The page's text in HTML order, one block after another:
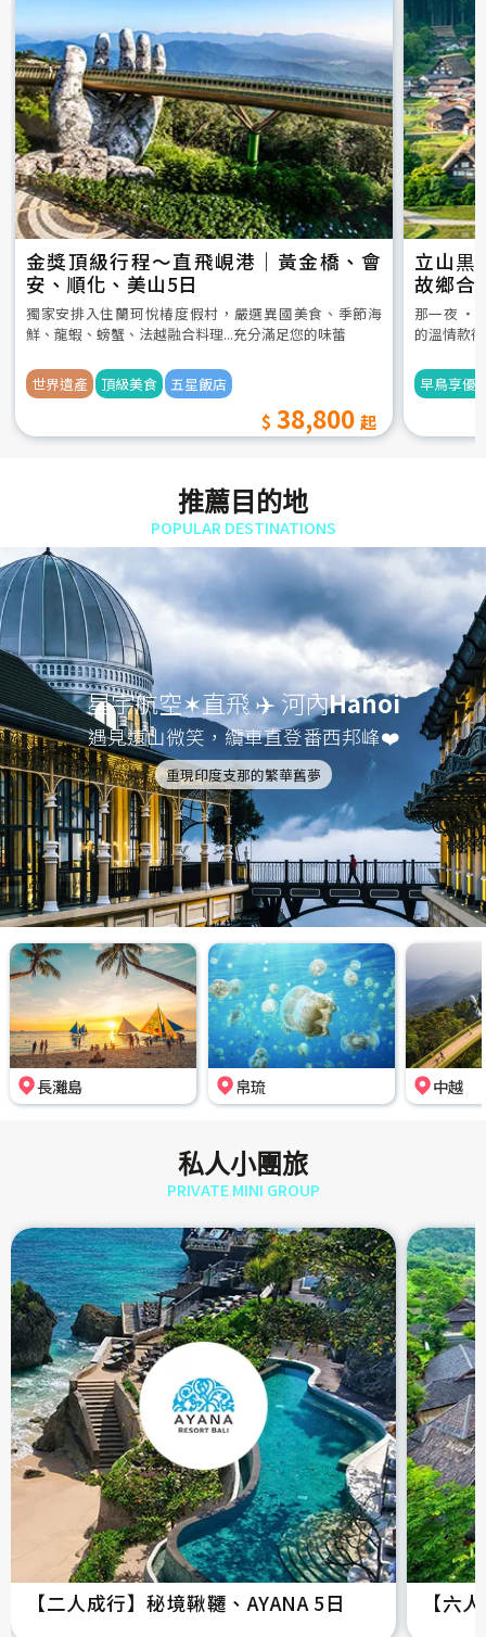
金獎頂級行程～直飛峴港｜黃金橋、會
安、順化、美山5日
獨家安排入住蘭珂悅椿度假村，嚴選異國美食、季節海
鮮、龍蝦、螃蟹、法越融合料理...充分滿足您的味蕾
世界遺產 頂級美食 五星飯店
38,800
立山黒
故鄉合
5日
那一夜 ‧
的溫情款
早鳥享優
推薦目的地
POPULAR DESTINATIONS
星宇航空✶直飛 ✈️ 河內Hanoi
遇見遠山微笑，纜車直登番西邦峰❤️
重現印度支那的繁華舊夢
長灘島 帛琉 中越
私人小團旅
PRIVATE MINI GROUP
【二人成行】秘境鞦韆、AYANA 5日 【六